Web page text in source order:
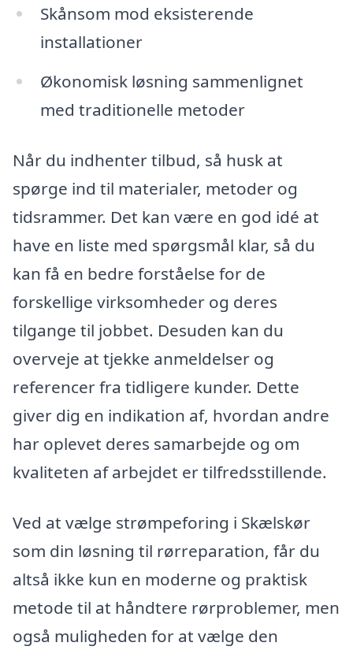
Skånsom mod eksisterende
installationer
Økonomisk løsning sammenlignet
med traditionelle metoder
Når du indhenter tilbud, så husk at
spørge ind til materialer, metoder og
tidsrammer. Det kan være en god idé at
have en liste med spørgsmål klar, så du
kan få en bedre forståelse for de
forskellige virksomheder og deres
tilgange til jobbet. Desuden kan du
overveje at tjekke anmeldelser og
referencer fra tidligere kunder. Dette
giver dig en indikation af, hvordan andre
har oplevet deres samarbejde og om
kvaliteten af arbejdet er tilfredsstillende.
Ved at vælge strømpeforing i Skælskør
som din løsning til rørreparation, får du
altså ikke kun en moderne og praktisk
metode til at håndtere rørproblemer, men
også muligheden for at vælge den